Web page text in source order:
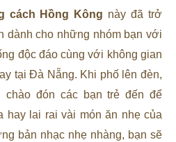
cách Hồng Kông này đã trở
dành cho những nhóm bạn với
độc đáo cùng với không gian
tại Đà Nẵng. Khi phố lên đèn,
chào đón các bạn trẻ đến để
hay lai rai vài món ăn nhẹ của
bản nhạc nhẹ nhàng, bạn sẽ